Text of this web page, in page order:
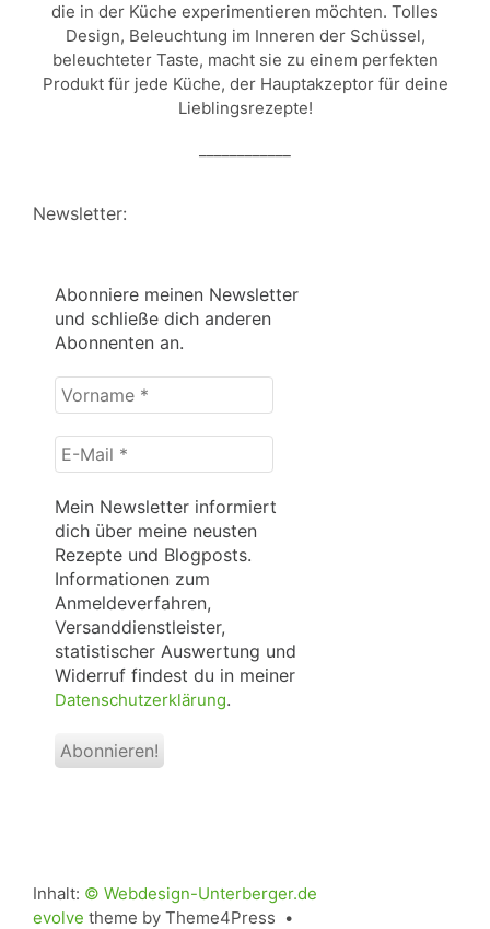
die in der Küche experimentieren möchten. Tolles
Design, Beleuchtung im Inneren der Schüssel,
beleuchteter Taste, macht sie zu einem perfekten
Produkt für jede Küche, der Hauptakzeptor für deine
Lieblingsrezepte!
Newsletter:
Abonniere meinen Newsletter
und schließe dich anderen
Abonnenten an.
Vorname
*
E-
Mail
Mein Newsletter informiert
dich über meine neusten
Rezepte und Blogposts.
Informationen zum
Anmeldeverfahren,
Versanddienstleister,
statistischer Auswertung und
Widerruf findest du in meiner
Datenschutzerklärung.
Inhalt: © Webdesign-Unterberger.de
evolve theme by Theme4Press •